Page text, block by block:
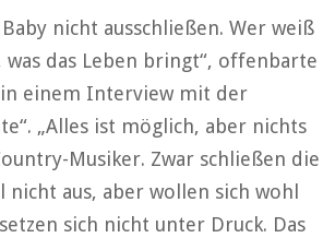
nicht ausschließen. Wer weiß
was das Leben bringt“, offenbarte
einem Interview mit der
„Alles ist möglich, aber nichts
Musiker. Zwar schließen die
nicht aus, aber wollen sich wohl
sich nicht unter Druck. Das